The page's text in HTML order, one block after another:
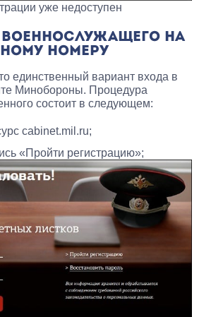
уже недоступен
ВОЕННОСЛУЖАЩЕГО НА
НОМЕРУ
единственный вариант входа в
Минобороны. Процедура
состоит в следующем:
cabinet.mil.ru;
«Пройти регистрацию»;